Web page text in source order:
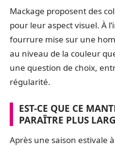
Mackage proposent des
pour leur aspect visuel. À
fourrure mise sur une
au niveau de la couleur
une question de choix,
régularité.
EST-CE QUE CE
PARAÎTRE PLUS
Après une saison estivale